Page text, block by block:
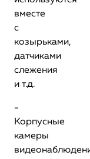
вместе
с
козырьками,
датчиками
слежения
и т.д.
-
Корпусные
камеры